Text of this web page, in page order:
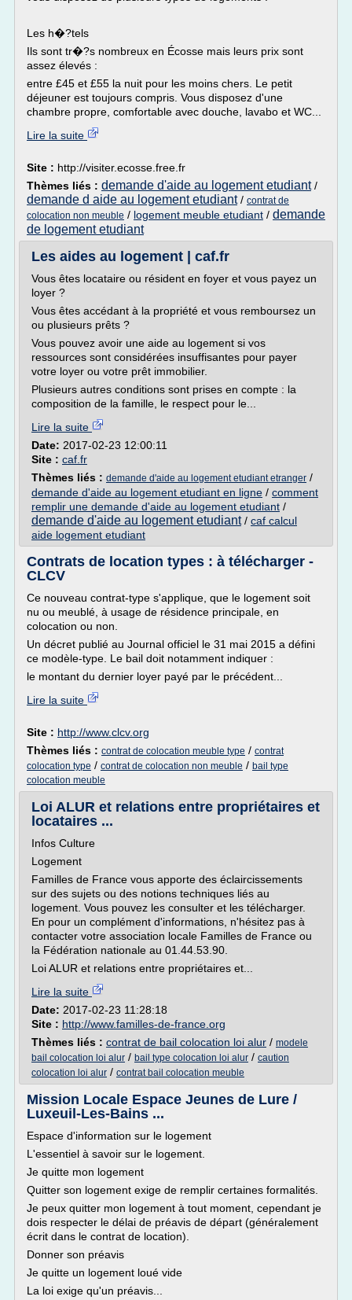
Les h�?tels
Ils sont tr�?s nombreux en Écosse mais leurs prix sont
assez élevés :
entre £45 et £55 la nuit pour les moins chers. Le petit
déjeuner est toujours compris. Vous disposez d'une
chambre propre, comfortable avec douche, lavabo et WC...
Lire la suite
Site : http://visiter.ecosse.free.fr
Thèmes liés : demande d'aide au logement etudiant/
demande d aide au logement etudiant/ contrat de
colocation non meuble / logement meuble etudiant / demande
de logement etudiant
Les aides au logement | caf.fr
Vous êtes locataire ou résident en foyer et vous payez un
loyer ?
Vous êtes accédant à la propriété et vous remboursez un
ou plusieurs prêts ?
Vous pouvez avoir une aide au logement si vos
ressources sont considérées insuffisantes pour payer
votre loyer ou votre prêt immobilier.
Plusieurs autres conditions sont prises en compte : la
composition de la famille, le respect pour le...
Lire la suite
Date: 2017-02-23 12:00:11
Site : caf.fr
Thèmes liés : demande d'aide au logement etudiant etranger /
demande d'aide au logement etudiant en ligne / comment
remplir une demande d'aide au logement etudiant /
demande d'aide au logement etudiant/ caf calcul
aide logement etudiant
Contrats de location types : à télécharger -
CLCV
Ce nouveau contrat-type s'applique, que le logement soit
nu ou meublé, à usage de résidence principale, en
colocation ou non.
Un décret publié au Journal officiel le 31 mai 2015 a défini
ce modèle-type. Le bail doit notamment indiquer :
le montant du dernier loyer payé par le précédent...
Lire la suite
Site : http://www.clcv.org
Thèmes liés : contrat de colocation meuble type / contrat
colocation type / contrat de colocation non meuble / bail type
colocation meuble
Loi ALUR et relations entre propriétaires et
locataires ...
Infos Culture
Logement
Familles de France vous apporte des éclaircissements
sur des sujets ou des notions techniques liés au
logement. Vous pouvez les consulter et les télécharger.
En pour un complément d'informations, n'hésitez pas à
contacter votre association locale Familles de France ou
la Fédération nationale au 01.44.53.90.
Loi ALUR et relations entre propriétaires et...
Lire la suite
Date: 2017-02-23 11:28:18
Site : http://www.familles-de-france.org
Thèmes liés : contrat de bail colocation loi alur / modele
bail colocation loi alur / bail type colocation loi alur / caution
colocation loi alur / contrat bail colocation meuble
Mission Locale Espace Jeunes de Lure /
Luxeuil-Les-Bains ...
Espace d'information sur le logement
L'essentiel à savoir sur le logement.
Je quitte mon logement
Quitter son logement exige de remplir certaines formalités.
Je peux quitter mon logement à tout moment, cependant je
dois respecter le délai de préavis de départ (généralement
écrit dans le contrat de location).
Donner son préavis
Je quitte un logement loué vide
La loi exige qu'un préavis...